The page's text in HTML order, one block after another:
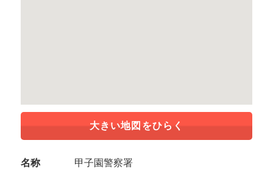
大きい地図をひらく
名称
甲子園警察署